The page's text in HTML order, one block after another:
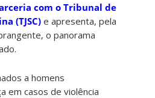
com o Tribunal de
(TJSC)e apresenta, pela
o panorama
a homens
em casos de violência